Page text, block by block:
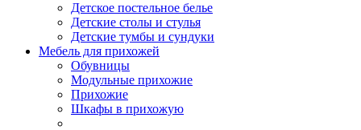
Детское постельное белье
Детские столы и стулья
Детские тумбы и сундуки
Мебель для прихожей
Обувницы
Модульные прихожие
Прихожие
Шкафы в прихожую